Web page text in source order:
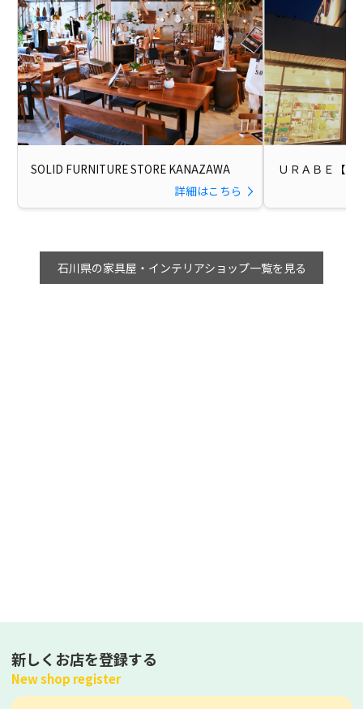
SOLID FURNITURE STORE KANAZAWA
詳細はこちら
ＵＲＡＢＥ【う
石川県の家具屋・インテリアショップ一覧を見る
新しくお店を登録する
New shop register